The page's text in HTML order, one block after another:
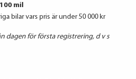
mil
bilar vars pris är under 50 000 kr
dagen för första registrering, d v s